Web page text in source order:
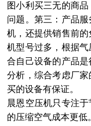
图小利买三无的商
问题。第三：产品
机，还提供销售前
机型号过多，根据
合自己设备的产品
分析，综合考虑厂
买的设备有保证。
晨恩空压机只专注
的压缩空气成本更低。